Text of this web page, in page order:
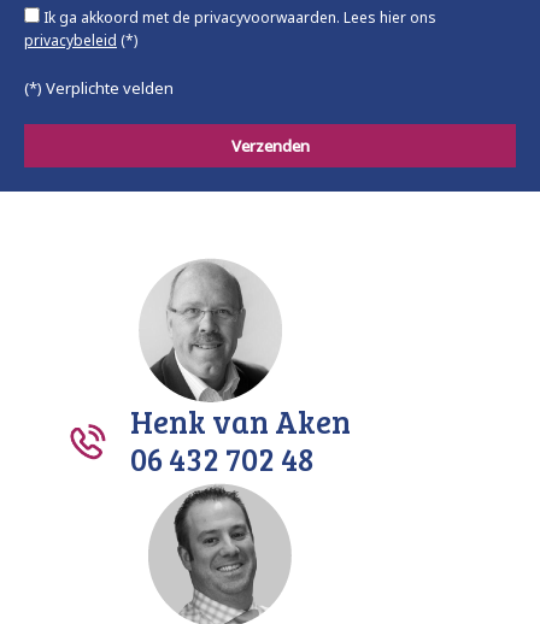
Ik ga akkoord met de privacyvoorwaarden. Lees hier ons
privacybeleid (*)
(*) Verplichte velden
Henk van Aken
06 432 702 48